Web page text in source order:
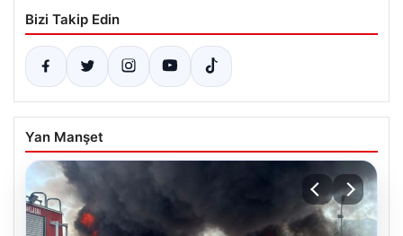
Bizi Takip Edin
Yan Manşet